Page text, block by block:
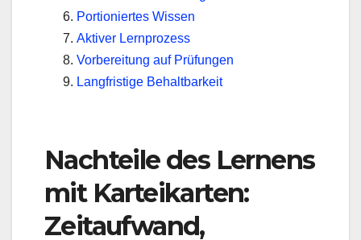
Portioniertes Wissen
Aktiver Lernprozess
Vorbereitung auf Prüfungen
Langfristige Behaltbarkeit
Nachteile des Lernens
mit Karteikarten:
Zeitaufwand,